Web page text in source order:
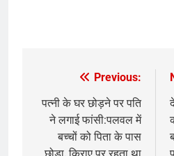
navigation
Previous:
पत्नी के घर छोड़ने पर पति
ने लगाई फांसी:पलवल में
बच्चों को पिता के पास